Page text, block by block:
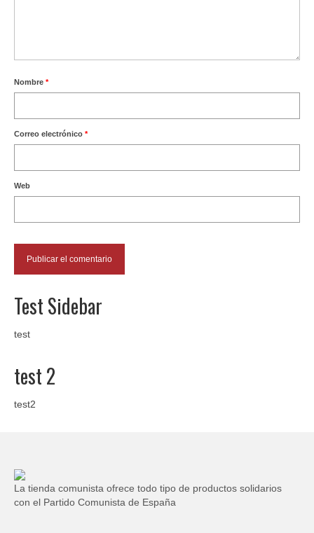
Nombre *
Correo electrónico *
Web
Test Sidebar
test
test 2
test2
La tienda comunista ofrece todo tipo de productos solidarios
con el Partido Comunista de España